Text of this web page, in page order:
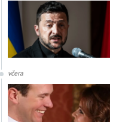
včera